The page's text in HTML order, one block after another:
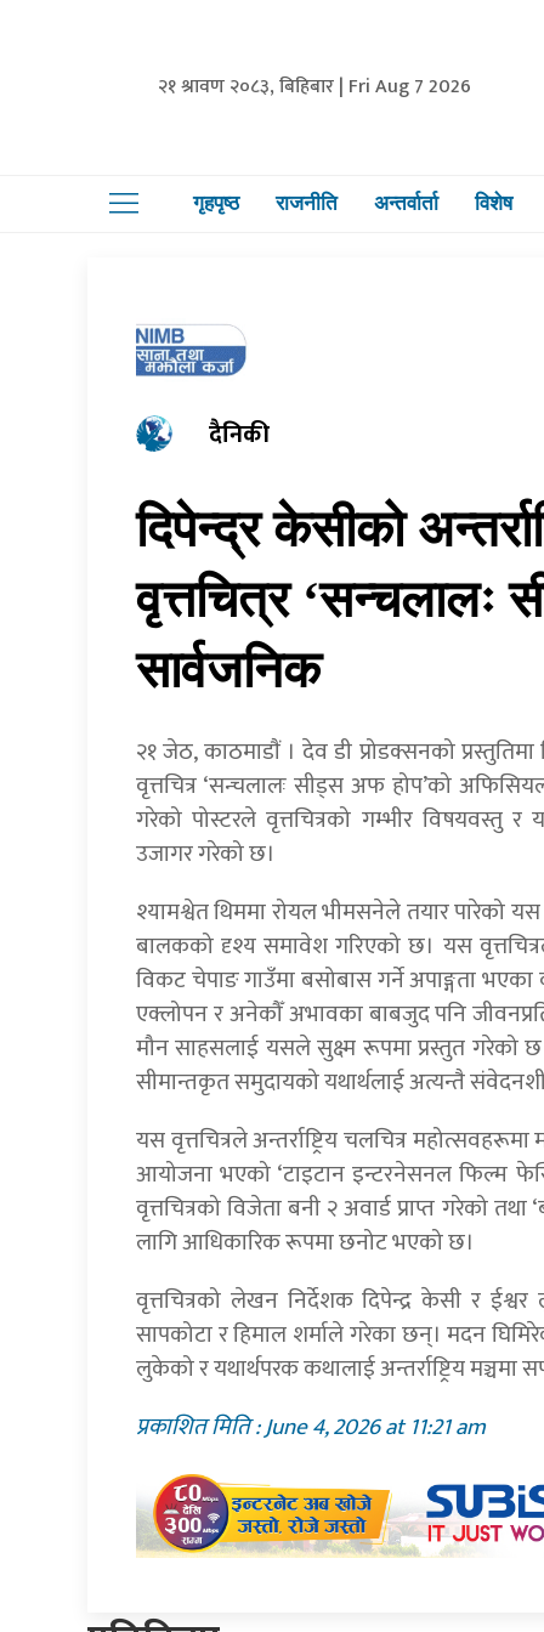
२१ श्रावण २०८३, बिहिबार | Fri Aug 7 2026
गृहपृष्ठ राजनीति अन्तर्वार्ता विशेष
दैनिकी
दिपेन्द्र केसीको
वृत्तचित्र ‘सन्चलालः
सार्वजनिक
२१ जेठ, काठमाडाैं । देव डी प्रोडक्सनको प्रस्तुतिमा
वृत्तचित्र ‘सन्चलालः सीड्स अफ होप’को
गरेको पोस्टरले वृत्तचित्रको गम्भीर विषयवस्तु
उजागर गरेको छ।
श्यामश्वेत थिममा रोयल भीमसनेले तयार पारेको
बालकको दृश्य समावेश गरिएको छ। यस
विकट चेपाङ गाउँमा बसोबास गर्ने अपाङ्गता भएका
एक्लोपन र अनेकौँ अभावका बाबजुद पनि
मौन साहसलाई यसले सुक्ष्म रूपमा प्रस्तुत गरेको
सीमान्तकृत समुदायको यथार्थलाई अत्यन्तै
यस वृत्तचित्रले अन्तर्राष्ट्रिय चलचित्र
आयोजना भएको ‘टाइटान इन्टरनेसनल फिल्म
वृत्तचित्रको विजेता बनी २ अवार्ड प्राप्त गरेको
लागि आधिकारिक रूपमा छनोट भएको छ।
वृत्तचित्रको लेखन निर्देशक दिपेन्द्र केसी र
सापकोटा र हिमाल शर्माले गरेका छन्। मदन
लुकेको र यथार्थपरक कथालाई अन्तर्राष्ट्रिय
प्रकाशित मिति : June 4, 2026 at 11:21 am